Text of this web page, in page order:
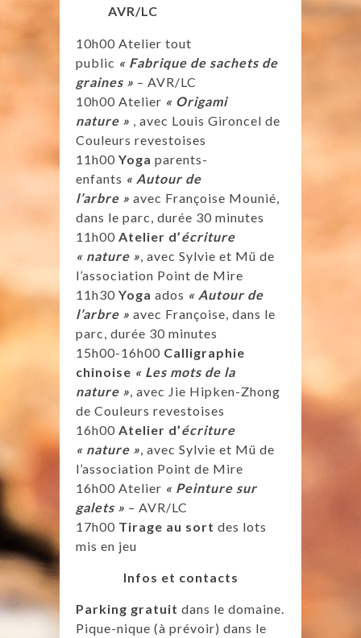
AVR/LC
10h00 Atelier tout
public « Fabrique de sachets de
graines » – AVR/LC
10h00 Atelier « Origami
nature » , avec Louis Gironcel de
Couleurs revestoises
11h00 Yoga parents-
enfants « Autour de
l’arbre » avec Françoise Mounié,
dans le parc, durée 30 minutes
11h00 Atelier d’écriture
« nature » , avec Sylvie et Mü de
l’association Point de Mire
11h30 Yoga ados « Autour de
l’arbre » avec Françoise, dans le
parc, durée 30 minutes
15h00-16h00 Calligraphie
chinoise « Les mots de la
nature » , avec Jie Hipken-Zhong
de Couleurs revestoises
16h00 Atelier d’écriture
« nature » , avec Sylvie et Mü de
l’association Point de Mire
16h00 Atelier « Peinture sur
galets » – AVR/LC
17h00 Tirage au sort des lots
mis en jeu
Infos et contacts
Parking gratuit dans le domaine.
Pique-nique (à prévoir) dans le